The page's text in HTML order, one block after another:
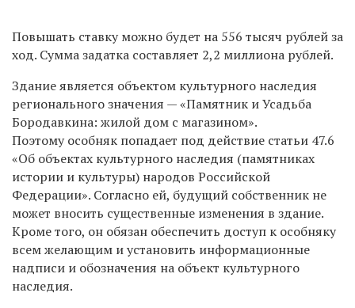
Повышать ставку можно будет на 556 тысяч рублей за
ход. Сумма задатка составляет 2,2 миллиона рублей.
Здание является объектом культурного наследия
регионального значения — «Памятник и Усадьба
Бородавкина: жилой дом с магазином».
Поэтому особняк попадает под действие статьи 47.6
«Об объектах культурного наследия (памятниках
истории и культуры) народов Российской
Федерации». Согласно ей, будущий собственник не
может вносить существенные изменения в здание.
Кроме того, он обязан обеспечить доступ к особняку
всем желающим и установить информационные
надписи и обозначения на объект культурного
наследия.